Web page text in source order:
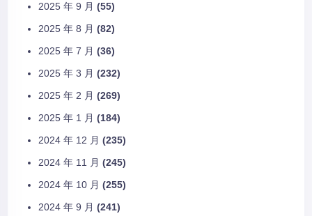
2025 年 9 月 (55)
2025 年 8 月 (82)
2025 年 7 月 (36)
2025 年 3 月 (232)
2025 年 2 月 (269)
2025 年 1 月 (184)
2024 年 12 月 (235)
2024 年 11 月 (245)
2024 年 10 月 (255)
2024 年 9 月 (241)